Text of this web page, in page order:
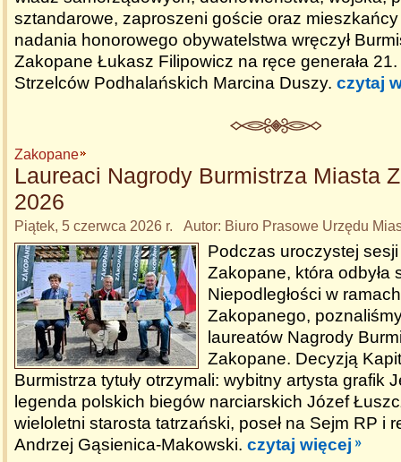
sztandarowe, zaproszeni goście oraz
nadania honorowego obywatelstwa wręczył
Zakopane Łukasz Filipowicz na ręce generała
Strzelców Podhalańskich Marcina Duszy. czytaj
Zakopane
Laureaci Nagrody Burmistrza Miasta
2026
Piątek, 5 czerwca 2026 r. Autor: Biuro Prasowe Urzędu
Podczas uroczystej
Zakopane, która odbyła
Niepodległości w
Zakopanego,
laureatów Nagrody
Zakopane. Decyzją
Burmistrza tytuły otrzymali: wybitny artysta grafik
legenda polskich biegów narciarskich Józef
wieloletni starosta tatrzański, poseł na Sejm RP i
Andrzej Gąsienica-Makowski. czytaj więcej